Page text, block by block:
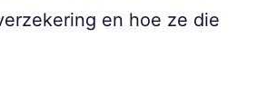
en hoe ze die